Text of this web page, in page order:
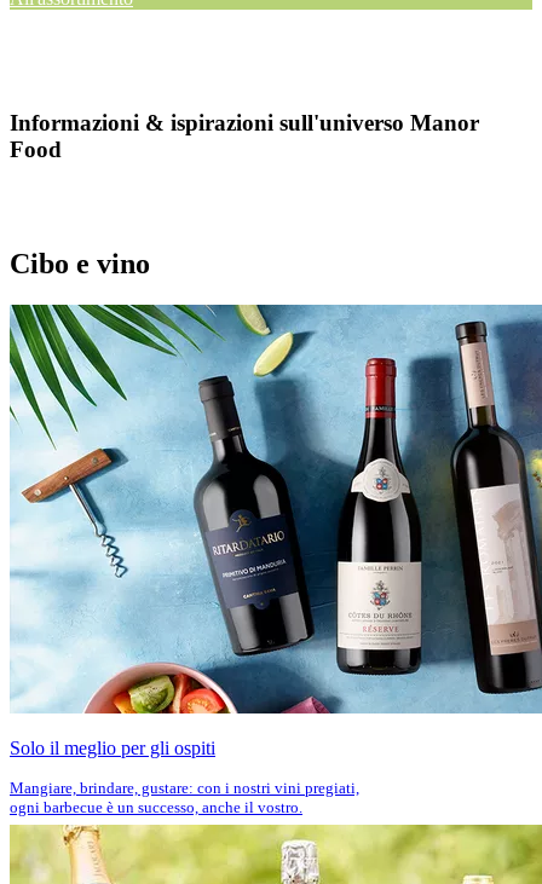
Informazioni & ispirazioni sull'universo Manor
Food
Cibo e vino
Solo il meglio per gli ospiti
Mangiare, brindare, gustare: con i nostri vini pregiati,
ogni barbecue è un successo, anche il vostro.